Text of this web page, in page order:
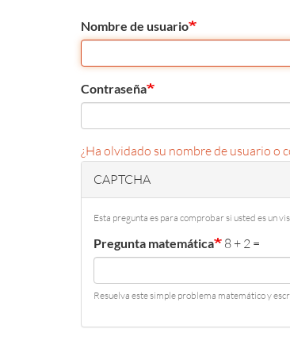
tabs
Nombre de usuario
Contraseña
¿Ha olvidado su nombre de usuario o
CAPTCHA
Esta pregunta es para comprobar si usted es un
Pregunta matemática 8 + 2 =
Resuelva este simple problema matemático y